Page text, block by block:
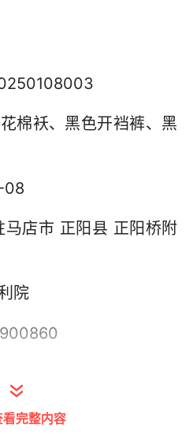
棉袄、黑色开裆裤、黑
08
店市 正阳县 正阳桥附
院
看完整内容